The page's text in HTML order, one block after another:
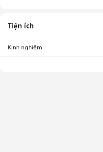
Tiện ích
Kinh nghiệm